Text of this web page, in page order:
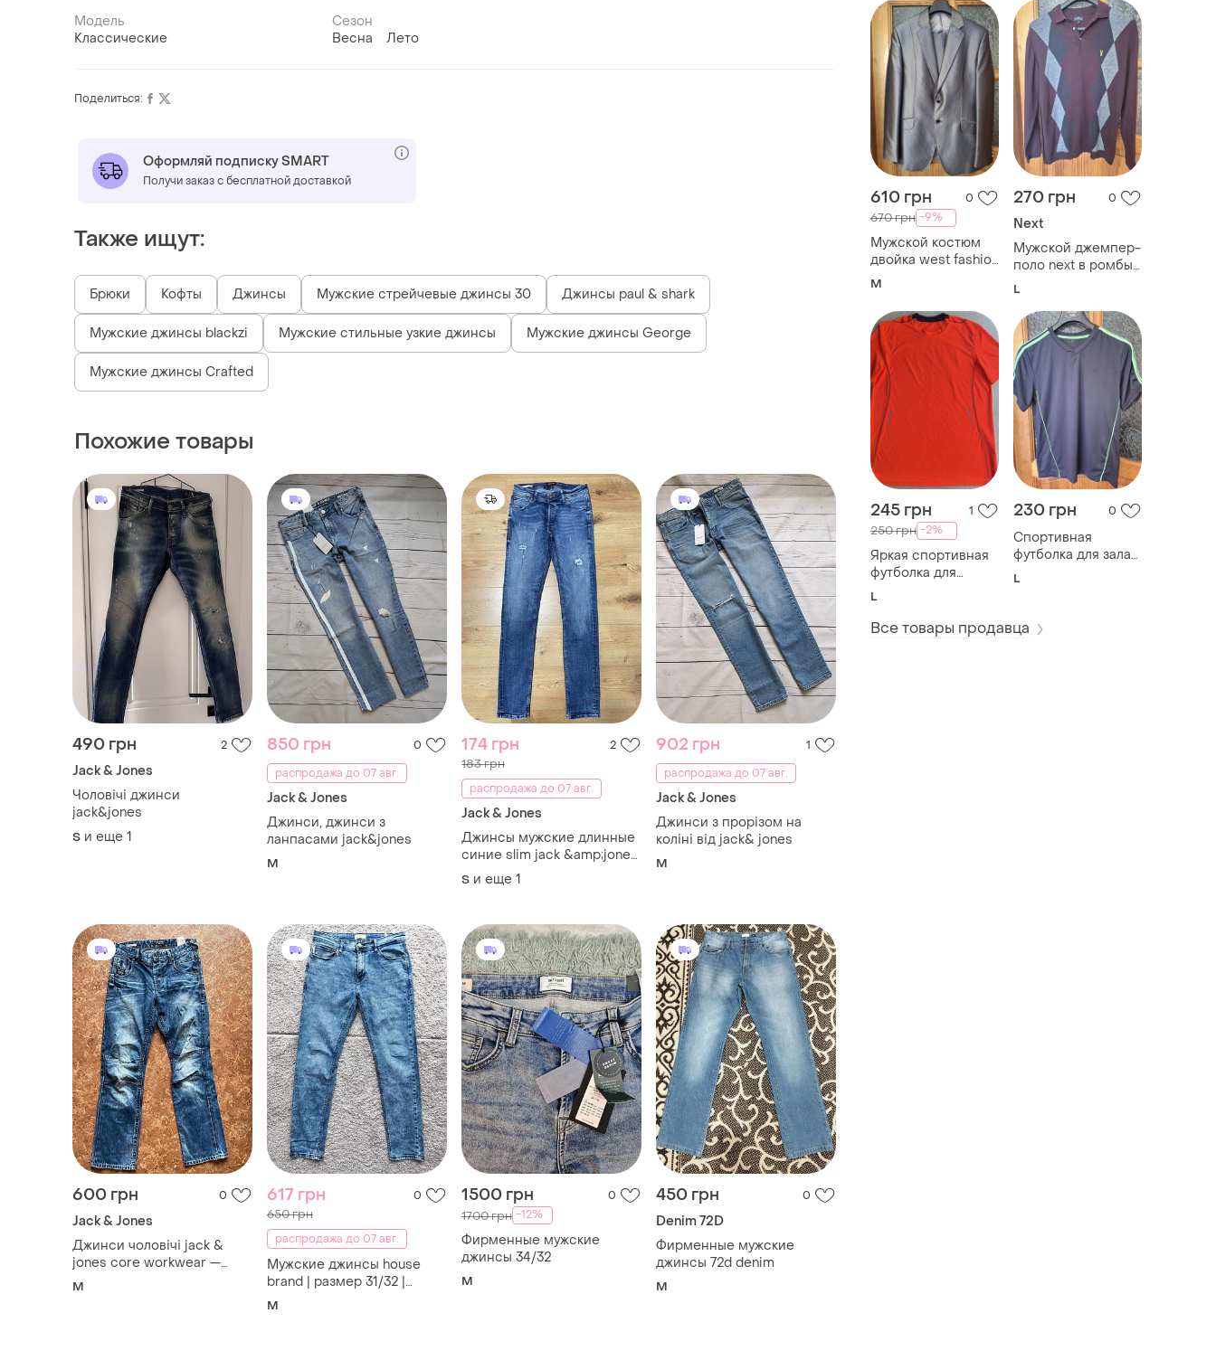
Модель
Классические
Сезон
Весна
Лето
610 грн 0
670 грн -9%
Мужской костюм
двойка west fashion
evolution (45%
идеальное
состояние
M
270 грн 0
Next
Мужской джемпер-
поло next в ромбы
(argyle), размер l
L
245 грн 1
250 грн -2%
Яркая спортивная
футболка для
тренировок и бега |
L
230 грн 0
Спортивная
футболка для зала
и футбола | размер
L
Все товары продавца
Поделиться:
Оформляй подписку SMART
Получи заказ с бесплатной доставкой
Также ищут:
Брюки Кофты Джинсы Мужские стрейчевые джинсы 30 Джинсы paul & shark
Мужские джинсы blackzi Мужские стильные узкие джинсы Мужские джинсы George
Мужские джинсы Crafted
Похожие товары
490 грн 2
Jack & Jones
Чоловічі джинси
jack&jones
S и еще 1
850 грн
0
распродажа до 07 авг.
Jack & Jones
Джинси, джинси з
ланпасами jack&jones
M
174 грн 2
183 грн
распродажа до 07 авг.
Jack & Jones
Джинсы мужские длинные
синие slim jack &amp;jones,
размер s - m.
S и еще 1
902 грн
1
распродажа до 07 авг.
Jack & Jones
Джинси з прорізом на
коліні від jack& jones
M
600 грн 0
Jack & Jones
Джинси чоловічі jack &
jones core workwear —
стійкий denim m
M
617 грн 0
650 грн
распродажа до 07 авг.
Мужские джинсы house
brand | размер 31/32 |
стильный вываренный
M
1500 грн 0
1700 грн -12%
Фирменные мужские
джинсы 34/32
M
450 грн 0
Denim 72D
Фирменные мужские
джинсы 72d denim
M